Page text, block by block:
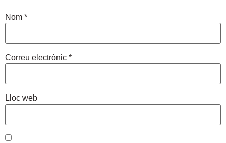
Nom *
Correu electrònic *
Lloc web